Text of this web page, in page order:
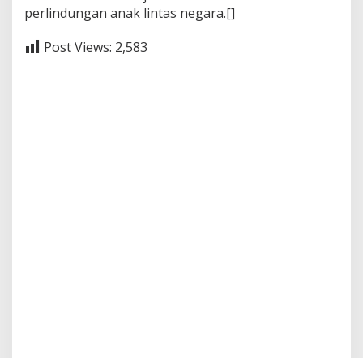
perlindungan anak lintas negara.[]
Post Views: 2,583